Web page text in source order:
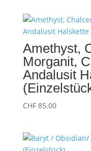
Amethyst,
Morganit,
Andalusit
CHF85.00